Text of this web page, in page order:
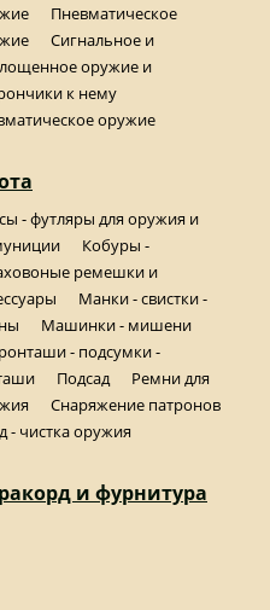
Пневматическое
Сигнальное и
оружие и
к нему
оружие
- футляры для оружия и
Кобуры -
ремешки и
Манки - свистки -
Машинки - мишени
- подсумки -
Подсад
Ремни для
Снаряжение патронов
- чистка оружия
и фурнитура